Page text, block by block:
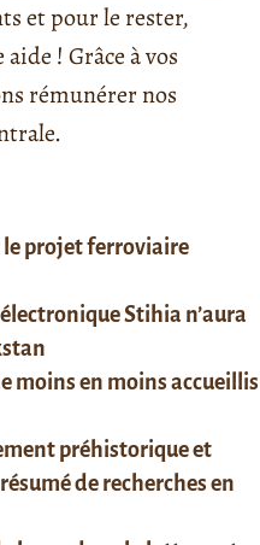
et pour le rester,
! Grâce à vos
rémunérer nos
le projet ferroviaire
Stihia n’aura
moins en moins accueillis
préhistorique et
de recherches en